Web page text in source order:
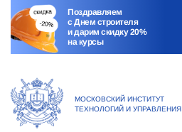
Поздравляем
с Днем строителя
и дарим скидку 20%
на курсы
МОСКОВСКИЙ ИНСТИТУТ
ТЕХНОЛОГИЙ И УПРАВЛЕНИЯ